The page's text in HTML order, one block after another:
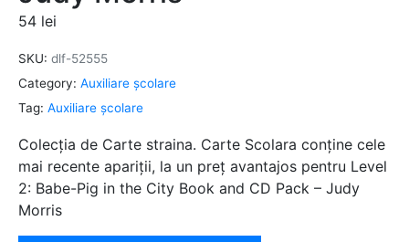
54 lei
SKU: dlf-52555
Category: Auxiliare şcolare
Tag: Auxiliare şcolare
Colecția de Carte straina. Carte Scolara conține cele
mai recente apariții, la un preț avantajos pentru Level
2: Babe-Pig in the City Book and CD Pack – Judy
Morris